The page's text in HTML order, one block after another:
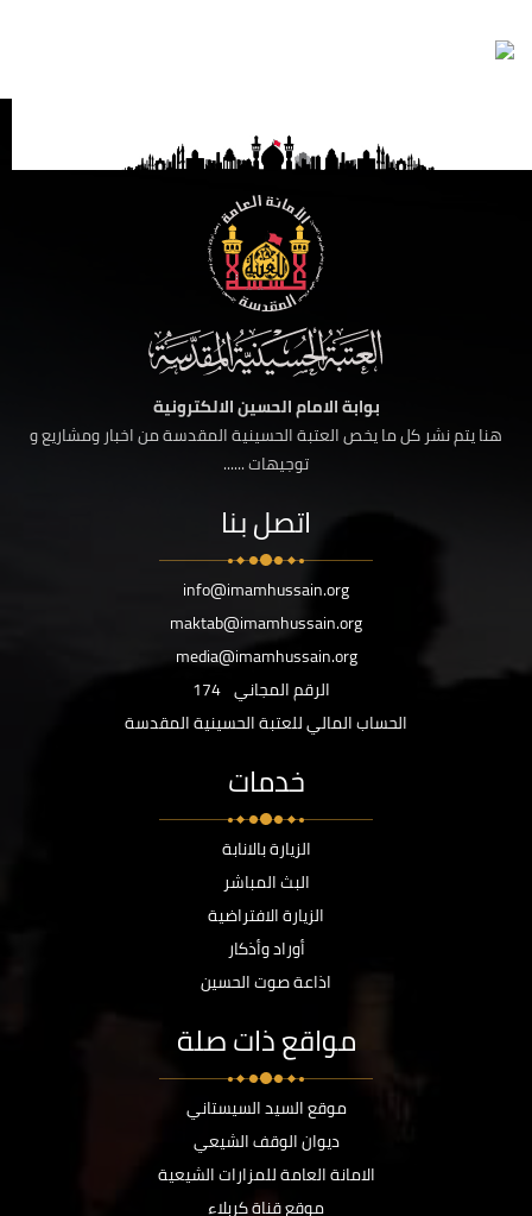
بوابة الامام الحسين الالكترونية
هنا يتم نشر كل ما يخص العتبة الحسينية المقدسة من اخبار ومشاريع و
توجيهات ......
اتصل بنا
info@imamhussain.org
maktab@imamhussain.org
media@imamhussain.org
الرقم المجاني 174
الحساب المالي للعتبة الحسينية المقدسة
خدمات
الزيارة بالانابة
البث المباشر
الزيارة الافتراضية
أوراد وأذكار
اذاعة صوت الحسين
مواقع ذات صلة
موقع السيد السيستاني
ديوان الوقف الشيعي
الامانة العامة للمزارات الشيعية
موقع قناة كربلاء